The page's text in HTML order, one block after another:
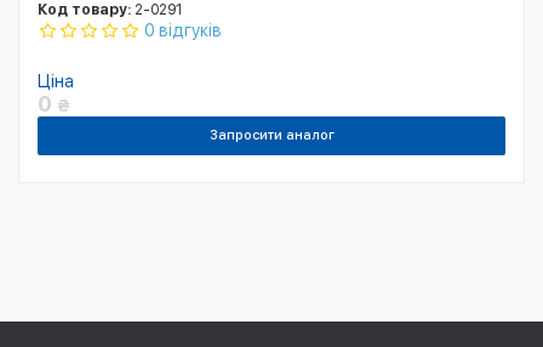
Код товару: 2-0291
0 відгуків
Ціна
0 ₴
Запросити аналог